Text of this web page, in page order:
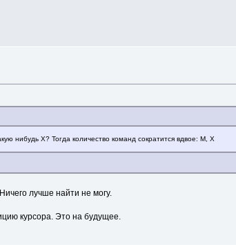
нибудь X? Тогда количество команд сократится вдвое: M, X
лучше найти не могу.
курсора. Это на будущее.